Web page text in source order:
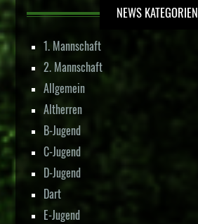
NEWS KATEGORIEN
1. Mannschaft
2. Mannschaft
Allgemein
Altherren
B-Jugend
C-Jugend
D-Jugend
Dart
E-Jugend